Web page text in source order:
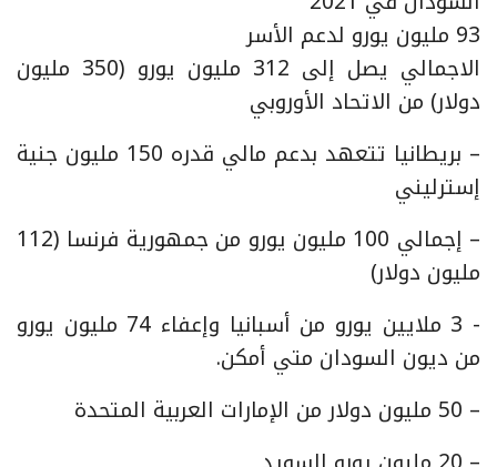
93 مليون يورو لدعم الأسر
الاجمالي يصل إلى 312 مليون يورو (350 مليون
دولار) من الاتحاد الأوروبي
– بريطانيا تتعهد بدعم مالي قدره 150 مليون جنية
إسترليني
– ‏إجمالي 100 مليون يورو من جمهورية فرنسا (112
مليون دولار)
‏- 3 ملايين يورو من أسبانيا وإعفاء 74 مليون يورو
من ديون السودان متي أمكن.
– 50 مليون دولار من الإمارات العربية المتحدة